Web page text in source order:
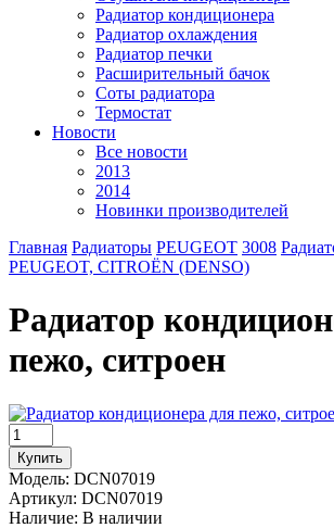
Радиатор кондиционера
Радиатор охлаждения
Радиатор печки
Расширительный бачок
Соты радиатора
Термостат
Новости
Все новости
2013
2014
Новинки производителей
Главная Радиаторы PEUGEOT 3008
PEUGEOT, CITROËN (DENSO)
Радиатор
пежо, ситроен
Модель: DCN07019
Артикул: DCN07019
Наличие: В наличии